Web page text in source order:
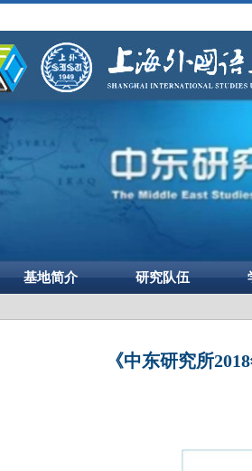
基地简介 研究队伍
《中东研究所